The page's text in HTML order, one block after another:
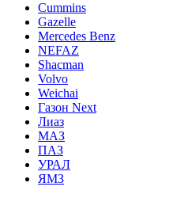
Cummins
Gazelle
Mercedes Benz
NEFAZ
Shacman
Volvo
Weichai
Газон Next
Лиаз
МАЗ
ПАЗ
УРАЛ
ЯМЗ